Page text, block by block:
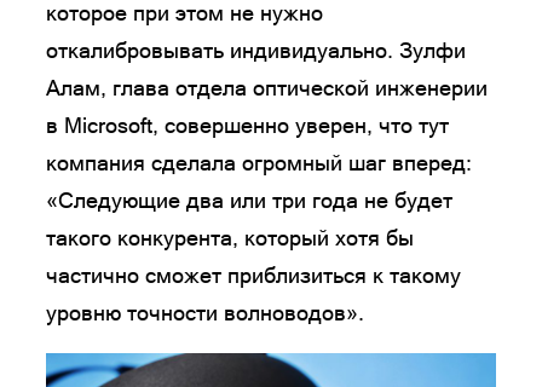
которое при этом не нужно
откалибровывать индивидуально. Зулфи
Алам, глава отдела оптической инженерии
в Microsoft, совершенно уверен, что тут
компания сделала огромный шаг вперед:
«Следующие два или три года не будет
такого конкурента, который хотя бы
частично сможет приблизиться к такому
уровню точности волноводов».